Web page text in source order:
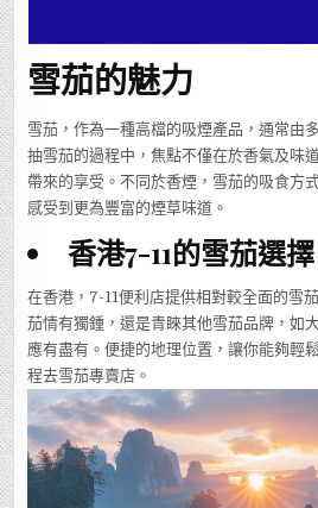
雪茄的魅力
雪茄，作為一種高檔的吸煙產品，通常由
抽雪茄的過程中，焦點不僅在於香氣及味
帶來的享受。不同於香煙，雪茄的吸食方
感受到更為豐富的煙草味道。
香港7-11的雪茄選擇
在香港，7-11便利店提供相對較全面的雪
茄情有獨鍾，還是青睞其他雪茄品牌，如
應有盡有。便捷的地理位置，讓你能夠輕
程去雪茄專賣店。